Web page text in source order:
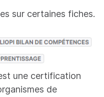
sur certaines fiches.
une certification
de